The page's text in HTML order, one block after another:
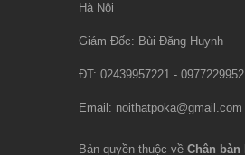
Hà Nội
Giám Đốc: Bùi Đăng Huynh
ĐT: 02439957221 - 0977229952
Email: noithatpoka@gmail.com
Bản quyền thuộc về Chân bàn